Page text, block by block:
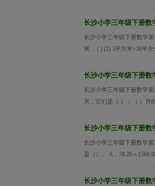
长沙小学三年级下册数
长沙小学三年级下册数学
米． ( ) (2) 3平方米=30平
长沙小学三年级下册数
长沙小学三年级下册数学
天，它们是（ ）；（ ）
长沙小学三年级下册数
长沙小学三年级下册数学
是（）。 A．78 20＝1560
长沙小学三年级下册数